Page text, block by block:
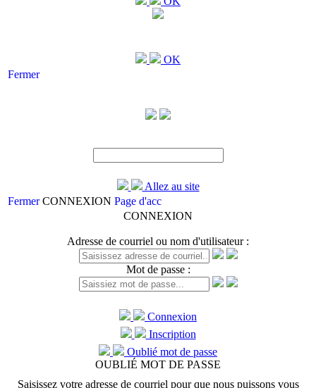
OK
Fermer
Allez au site
Fermer CONNEXION Page d'acc
CONNEXION
Adresse de courriel ou nom d'utilisateur :
Mot de passe :
Connexion
Inscription
Oublié mot de passe
OUBLIÉ MOT DE PASSE
Saisissez votre adresse de courriel pour que nous puissons vous